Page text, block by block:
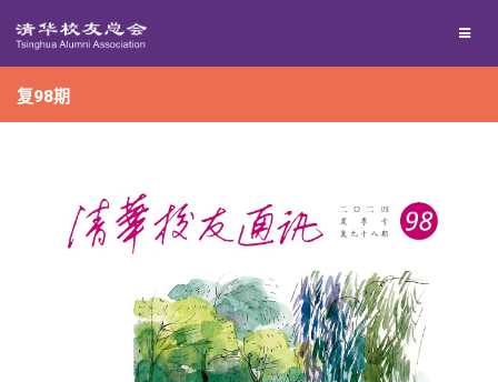
清华人物
清华故事
青春风采
校友服务
终身学习
信息化服务
校友总会
总会简介
关闭
复98期